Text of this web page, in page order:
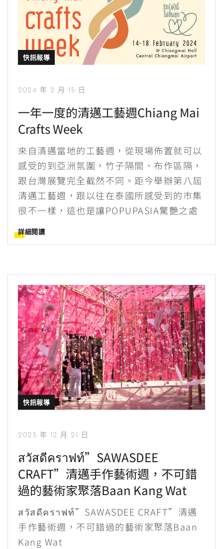
快訊報導
2024 年 2 月 15 日
一年一度的清邁工藝週Chiang Mai
Crafts Week
來自清邁當地的工藝週，從現場佈置就可以
感受的到亞洲氛圍，竹子隔間、布作區隔，
跟台灣展覽完全截然不同。距今舉辦第八屆
清邁工藝週，跟以往在泰國所感受到的市集
很不一樣，這也是讓POPUPASIA驚艷之處
詳細閱讀
快訊報導
2023 年 12 月 21 日
สวัสดีคราฟท์”SAWASDEE
CRAFT”清邁手作藝術週，不可錯
過的藝術家聚落Baan Kang Wat
สวัสดีคราฟท์”SAWASDEE CRAFT”清邁
手作藝術週，不可錯過的藝術家聚落Baan
Kang Wat